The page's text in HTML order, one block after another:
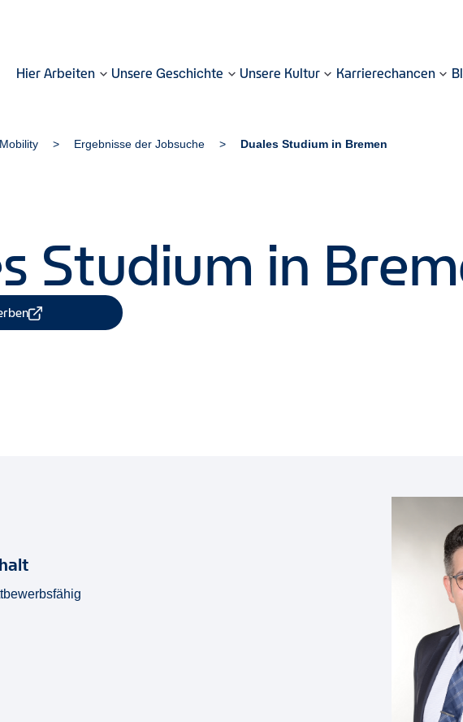
Hier Arbeiten Unsere Geschichte Unsere Kultur Karrierechancen
Ergebnisse der Jobsuche Duales Studium in Bremen
Studium in